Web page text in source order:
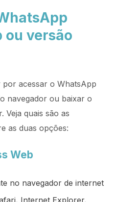
ou versão
acessar o WhatsApp
navegador ou baixar o
Veja quais são as
as duas opções:
Web
no navegador de internet
Internet Explorer,